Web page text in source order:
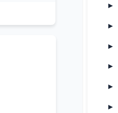
►
►
►
►
►
►